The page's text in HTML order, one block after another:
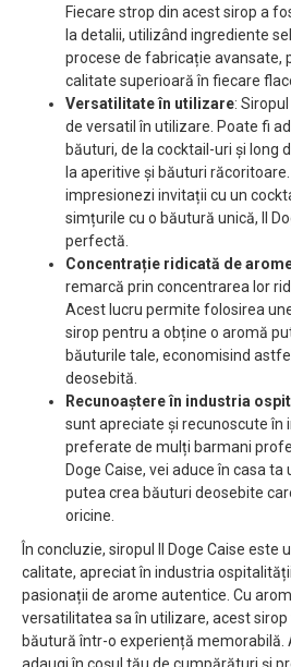
Fiecare strop din acest sirop a
la detalii, utilizând ingrediente
procese de fabricație avansate,
calitate superioară în fiecare
Versatilitate în utilizare:
de versatil în utilizare. Poate fi
băuturi, de la cocktail-uri și long
la aperitive și băuturi
impresionezi invitații cu un
simțurile cu o băutură unică, Il
perfectă.
Concentrație ridicată de
remarcă prin concentrarea lor
Acest lucru permite folosirea
sirop pentru a obține o aromă
băuturile tale, economisind
deosebită.
Recunoaștere în industria
sunt apreciate și recunoscute în
preferate de mulți barmani
Doge Caise, vei aduce în casa
putea crea băuturi deosebite
oricine.
În concluzie, siropul Il Doge Caise este
calitate, apreciat în industria
pasionații de arome autentice. Cu
versatilitatea sa în utilizare, acest
băutură într-o experiență memorabilă.